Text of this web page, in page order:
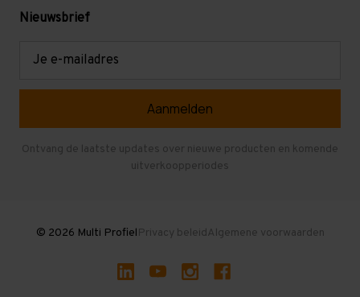
Levering en afhalen
Mezzanine
Gebruikte entresolvloeren
Nieuwsbrief
Ontvang de laatste updates over nieuwe producten en komende
uitverkoopperiodes
© 2026 Multi ProfielPrivacy beleidAlgemene voorwaarden